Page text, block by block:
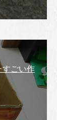
すごい作